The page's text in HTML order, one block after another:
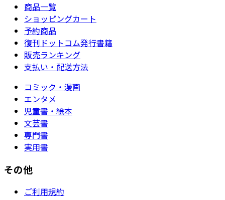
商品一覧
ショッピングカート
予約商品
復刊ドットコム発行書籍
販売ランキング
支払い・配送方法
コミック・漫画
エンタメ
児童書・絵本
文芸書
専門書
実用書
その他
ご利用規約